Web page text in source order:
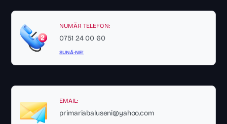
NUMĂR TELEFON:
0751 24 00 60
SUNĂ-NE!
EMAIL:
primariabaluseni@yahoo.com